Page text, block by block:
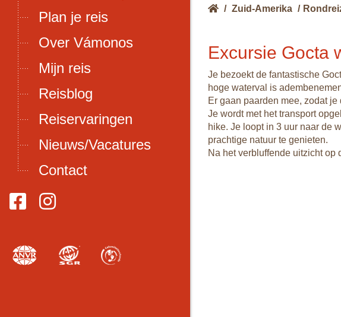
Plan je reis
Over Vámonos
Mijn reis
Reisblog
Reiservaringen
Nieuws/Vacatures
Contact
/ Zuid-Amerika /
Excursie Gocta
Je bezoekt de fantastische
hoge waterval is
Er gaan paarden mee, zodat
Je wordt met het transport
hike. Je loopt in 3 uur naar de
prachtige natuur te genieten.
Na het verbluffende uitzicht op